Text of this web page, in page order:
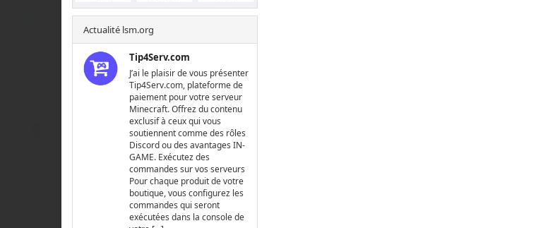
Actualité lsm.org
Tip4Serv.com
J’ai le plaisir de vous présenter
Tip4Serv.com, plateforme de
paiement pour votre serveur
Minecraft. Offrez du contenu
exclusif à ceux qui vous
soutiennent comme des rôles
Discord ou des avantages IN-
GAME. Exécutez des
commandes sur vos serveurs
Pour chaque produit de votre
boutique, vous configurez les
commandes qui seront
exécutées dans la console de